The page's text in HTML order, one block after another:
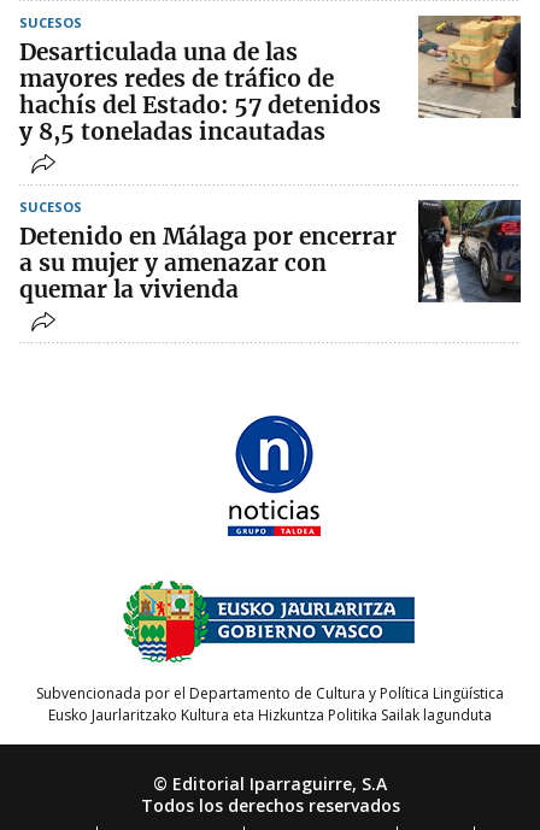
SUCESOS
Desarticulada una de las
mayores redes de tráfico de
hachís del Estado: 57 detenidos
y 8,5 toneladas incautadas
SUCESOS
Detenido en Málaga por encerrar
a su mujer y amenazar con
quemar la vivienda
Subvencionada por el Departamento de Cultura y Política Lingüística
Eusko Jaurlaritzako Kultura eta Hizkuntza Politika Sailak lagunduta
© Editorial Iparraguirre, S.A
Todos los derechos reservados